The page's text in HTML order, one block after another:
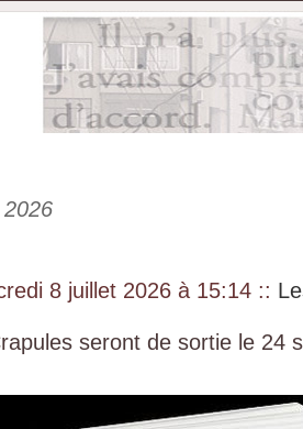
8 juillet 2026 à 15:14 ::
seront de sortie le 24